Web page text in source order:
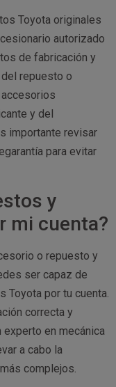
Toyota originales
autorizado
de fabricación y
repuesto o
y del
importante revisar
para evitar
y
mi cuenta?
o repuesto y
ser capaz de
Toyota por tu cuenta.
correcta y
experto en mecánica
a cabo la
complejos.